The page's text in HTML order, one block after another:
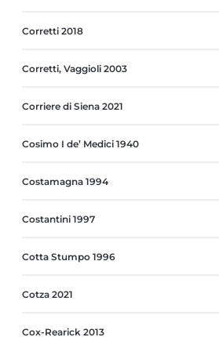
Corretti 2018
Corretti, Vaggioli 2003
Corriere di Siena 2021
Cosimo I de’ Medici 1940
Costamagna 1994
Costantini 1997
Cotta Stumpo 1996
Cotza 2021
Cox-Rearick 2013